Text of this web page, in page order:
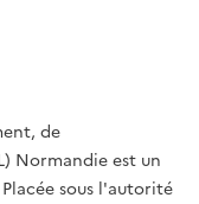
de
Normandie est un
sous l'autorité